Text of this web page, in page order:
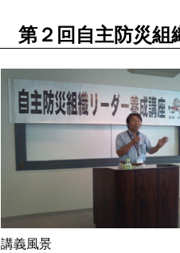
第２回自主防災組
講義風景